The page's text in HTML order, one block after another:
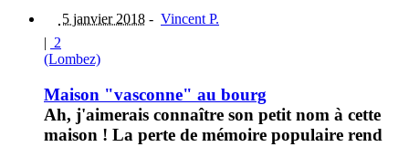
5 janvier 2018 - Vincent P.
| 2
(Lombez)
Maison "vasconne" au bourg
Ah, j'aimerais connaître son petit nom à cette
maison ! La perte de mémoire populaire rend